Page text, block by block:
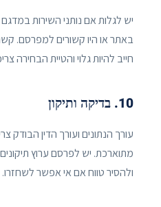
יש לגלות אם נותני השירות
באתר או היו קשורים למפרסם.
חייב להיות גלוי והטיית הבחירה
10. בדיקה ותיקון
עורך הנתונים ועורך הדין הבודק
מתוארכת. יש לפרסם ערוץ
ולהסיר טווח אם אי אפשר לשחזרו.